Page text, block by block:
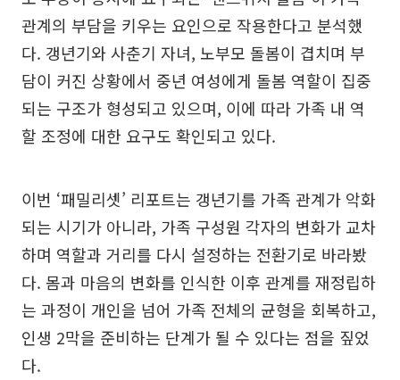
관계의 부담을 키우는 요인으로 작용한다고 분석했
다. 갱년기와 사춘기 자녀, 노부모 돌봄이 겹치며 부
담이 커진 상황에서 중년 여성에게 돌봄 역할이 집중
되는 구조가 형성되고 있으며, 이에 따라 가족 내 역
할 조정에 대한 요구도 확인되고 있다.
이번 ‘패밀리셋’ 리포트는 갱년기를 가족 관계가 악화
되는 시기가 아니라, 가족 구성원 각자의 변화가 교차
하며 역할과 거리를 다시 설정하는 전환기로 바라봤
다. 몸과 마음의 변화를 인식한 이후 관계를 재정립하
는 과정이 개인을 넘어 가족 전체의 균형을 회복하고,
인생 2막을 준비하는 단계가 될 수 있다는 점을 짚었
다.